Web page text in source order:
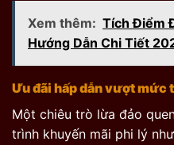
Xem thêm: Tích Điểm
Hướng Dẫn Chi Tiết
Ưu đãi hấp dẫn vượt mức
Một chiêu trò lừa đảo
trình khuyến mãi phi lý